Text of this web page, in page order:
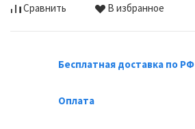
Сравнить В избранное
Бесплатная доставка по РФ
Оплата